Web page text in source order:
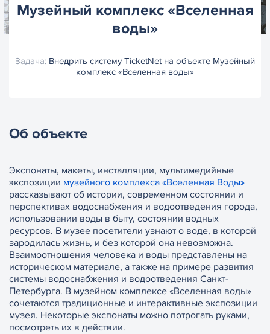
Музейный комплекс «Вселенная
воды»
Задача: Внедрить систему TicketNet на объекте Музейный
комплекс «Вселенная воды»
Об объекте
Экспонаты, макеты, инсталляции, мультимедийные
экспозиции музейного комплекса «Вселенная Воды»
рассказывают об истории, современном состоянии и
перспективах водоснабжения и водоотведения города,
использовании воды в быту, состоянии водных
ресурсов. В музее посетители узнают о воде, в которой
зародилась жизнь, и без которой она невозможна.
Взаимоотношения человека и воды представлены на
историческом материале, а также на примере развития
системы водоснабжения и водоотведения Санкт-
Петербурга. В музейном комплексе «Вселенная воды»
сочетаются традиционные и интерактивные экспозиции
музея. Некоторые экспонаты можно потрогать руками,
посмотреть их в действии.